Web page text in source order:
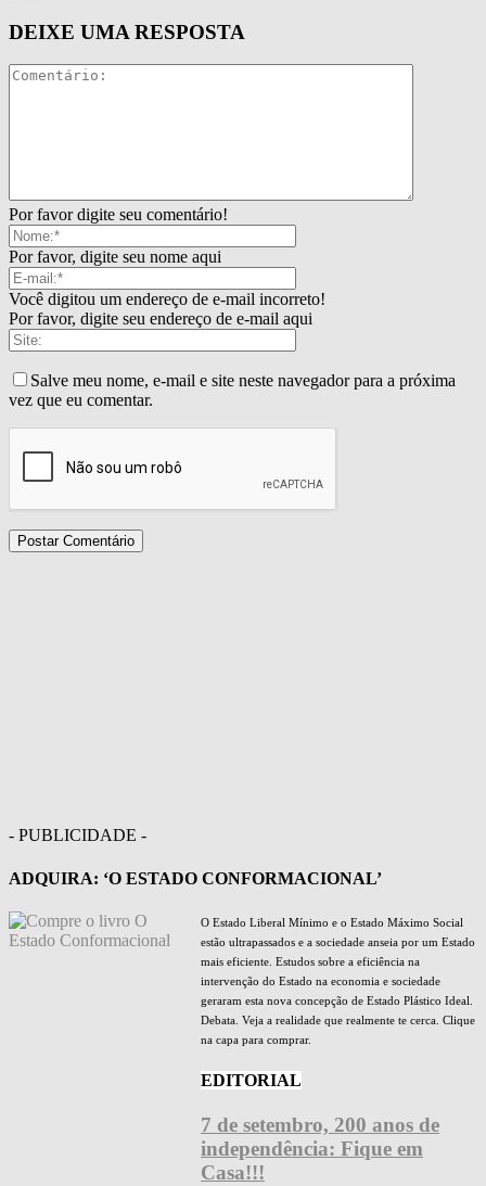
DEIXE UMA RESPOSTA
Por favor digite seu comentário!
Por favor, digite seu nome aqui
Você digitou um endereço de e-mail incorreto!
Por favor, digite seu endereço de e-mail aqui
Salve meu nome, e-mail e site neste navegador para a próxima
vez que eu comentar.
- PUBLICIDADE -
ADQUIRA: ‘O ESTADO CONFORMACIONAL’
O Estado Liberal Mínimo e o Estado Máximo Social
estão ultrapassados e a sociedade anseia por um Estado
mais eficiente. Estudos sobre a eficiência na
intervenção do Estado na economia e sociedade
geraram esta nova concepção de Estado Plástico Ideal.
Debata. Veja a realidade que realmente te cerca. Clique
na capa para comprar.
EDITORIAL
7 de setembro, 200 anos de
independência: Fique em
Casa!!!